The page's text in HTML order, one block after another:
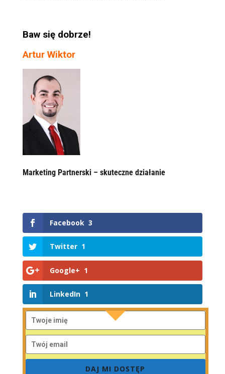
Baw się dobrze!
Artur Wiktor
Marketing Partnerski – skuteczne działanie
Facebook 3
Twitter 1
Google+ 1
LinkedIn 1
DAJ MI DOSTĘP